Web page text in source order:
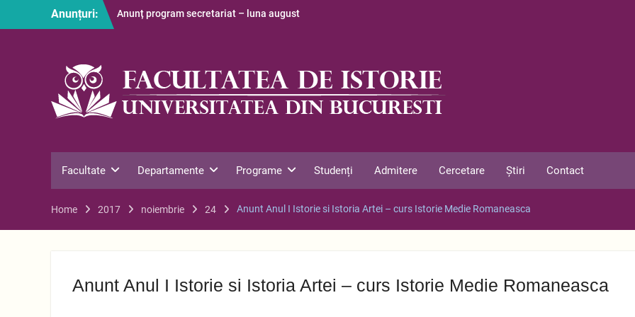
Anunțuri:
Anunț program secretariat – luna august
Facultate Departamente Programe Studenți Admitere Cercetare Știri Contact
Home 2017 noiembrie 24 Anunt Anul I Istorie si Istoria Artei – curs Istorie Medie Romaneasca
Anunt Anul I Istorie si Istoria Artei – curs Istorie Medie Romaneasca